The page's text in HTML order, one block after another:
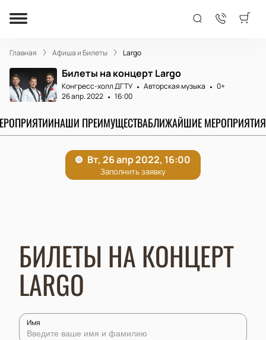
Главная Афиша и Билеты Largo
Билеты на концерт Largo
Конгресс-холл ДГТУ Авторская музыка
0+
26 апр. 2022
16:00
НАШИ ПРЕИМУЩЕСТВАБЛИЖАЙШИЕ МЕРОПРИЯТИЯ
БИЛЕТЫ НА КОНЦЕРТ
LARGO
Имя